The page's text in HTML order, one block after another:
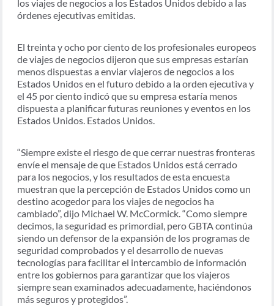
los viajes de negocios a los Estados Unidos debido a las
órdenes ejecutivas emitidas.
El treinta y ocho por ciento de los profesionales europeos
de viajes de negocios dijeron que sus empresas estarían
menos dispuestas a enviar viajeros de negocios a los
Estados Unidos en el futuro debido a la orden ejecutiva y
el 45 por ciento indicó que su empresa estaría menos
dispuesta a planificar futuras reuniones y eventos en los
Estados Unidos. Estados Unidos.
“Siempre existe el riesgo de que cerrar nuestras fronteras
envíe el mensaje de que Estados Unidos está cerrado
para los negocios, y los resultados de esta encuesta
muestran que la percepción de Estados Unidos como un
destino acogedor para los viajes de negocios ha
cambiado”, dijo Michael W. McCormick. “Como siempre
decimos, la seguridad es primordial, pero GBTA continúa
siendo un defensor de la expansión de los programas de
seguridad comprobados y el desarrollo de nuevas
tecnologías para facilitar el intercambio de información
entre los gobiernos para garantizar que los viajeros
siempre sean examinados adecuadamente, haciéndonos
más seguros y protegidos”.